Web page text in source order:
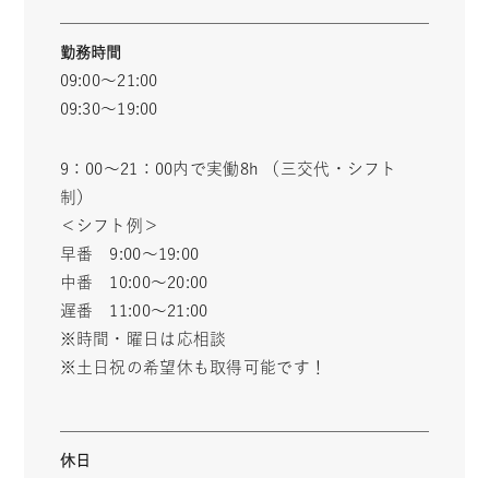
よくある質問
勤務時間
09:00〜21:00
09:30〜19:00
9：00～21：00内で実働8h （三交代・シフト
制）
＜シフト例＞
早番 9:00〜19:00
中番 10:00〜20:00
遅番 11:00〜21:00
※時間・曜日は応相談
※土日祝の希望休も取得可能です！
休日